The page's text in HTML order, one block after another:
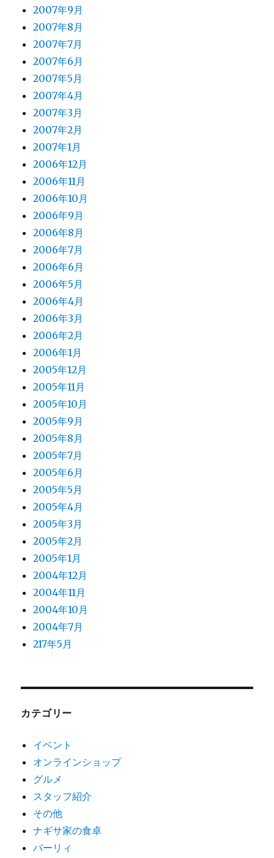
2007年9月
2007年8月
2007年7月
2007年6月
2007年5月
2007年4月
2007年3月
2007年2月
2007年1月
2006年12月
2006年11月
2006年10月
2006年9月
2006年8月
2006年7月
2006年6月
2006年5月
2006年4月
2006年3月
2006年2月
2006年1月
2005年12月
2005年11月
2005年10月
2005年9月
2005年8月
2005年7月
2005年6月
2005年5月
2005年4月
2005年3月
2005年2月
2005年1月
2004年12月
2004年11月
2004年10月
2004年7月
217年5月
カテゴリー
イベント
オンラインショップ
グルメ
スタッフ紹介
その他
ナギサ家の食卓
バーリィ